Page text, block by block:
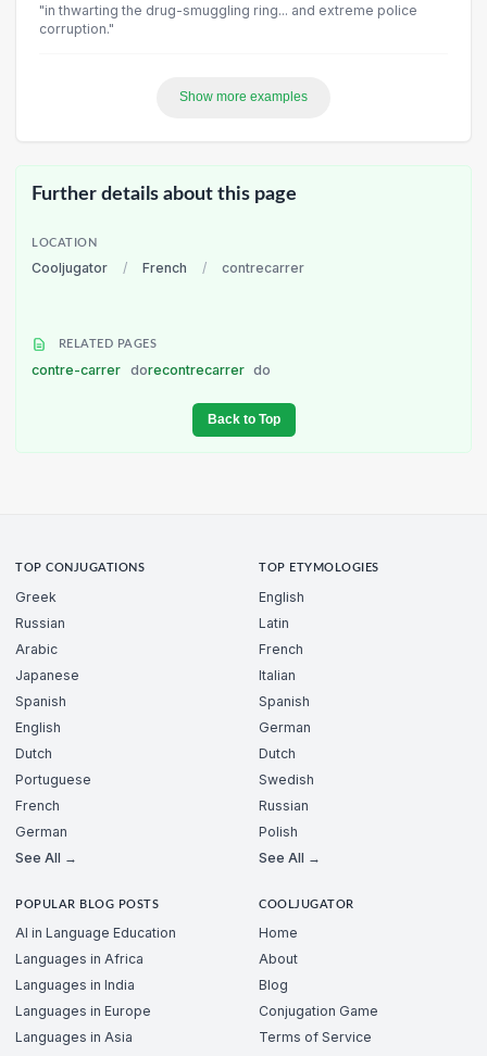
"in thwarting the drug-smuggling ring... and extreme police
corruption."
Show more examples
Further details about this page
LOCATION
Cooljugator / French / contrecarrer
RELATED PAGES
contre-carrer dorecontrecarrer do
Back to Top
TOP CONJUGATIONS
Greek
Russian
Arabic
Japanese
Spanish
English
Dutch
Portuguese
French
German
See All →
TOP ETYMOLOGIES
English
Latin
French
Italian
Spanish
German
Dutch
Swedish
Russian
Polish
See All →
POPULAR BLOG POSTS
AI in Language Education
Languages in Africa
Languages in India
Languages in Europe
Languages in Asia
COOLJUGATOR
Home
About
Blog
Conjugation Game
Terms of Service